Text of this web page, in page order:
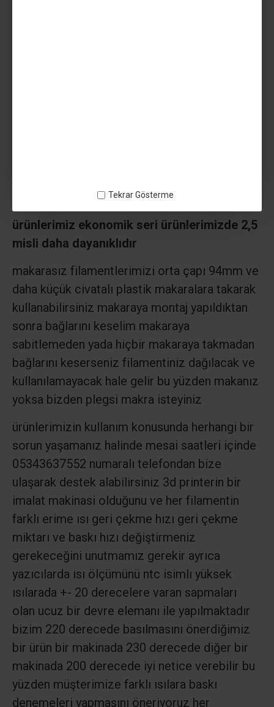
Tekrar Gösterme
olması gereken modellerde lüx seri
filamentlerimizi almanızı öneririz
ürünlerimiz ekonomik seri ürünlerimizde 2,5
misli daha dayanıklıdır
makarasız filamentlerimizi orta çapı 94mm ve
daha küçük civatalı plastik makaralara takarak
kullanabilirsiniz makaraya montaj yapıldıktan
sonra bağlarını keselim makaraya
sabitlemeden yada hiçbir makaraya takmadan
bağlarını keserseniz filamentiniz dağılacak ve
kullanılamayacak hale gelir bu yüzden makanız
yoksa bizden plegsi makra isteyiniz
ürünlerimizin kullanım konusunda herhangi bir
sorun yaşamanız halinde mesai saatleri içinde
05343637552 numaralı telefondan bize
ulaşarak destek alabilirsiniz 3d printerin bir
imalat makinasi olduğunu ve her filamentin
farklı erime ısı geri çekme hızı geri çekme
miktarı ve baskı hızı değiştirmeniz
gerekeceğini unutmamız gerekir ayrıca
yazıcılarda ısı ölçümünü ntc isimlı yüksek
ısılarada +- 20 derecelere varan sapmaları
olan ucuz bir devre elemanı ile yapılmaktadır
bizim 220 derecede basılmasını önerdiğimiz
bir ürün bir makinada 230 derecede diğer bir
makinada 200 derecede iyi netice verebilir bu
yüzden müşterimize farklı ısılara baskı
denemeleri yapmasını öneriyoruz her